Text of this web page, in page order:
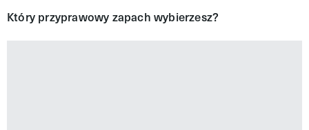
Który przyprawowy zapach wybierzesz?